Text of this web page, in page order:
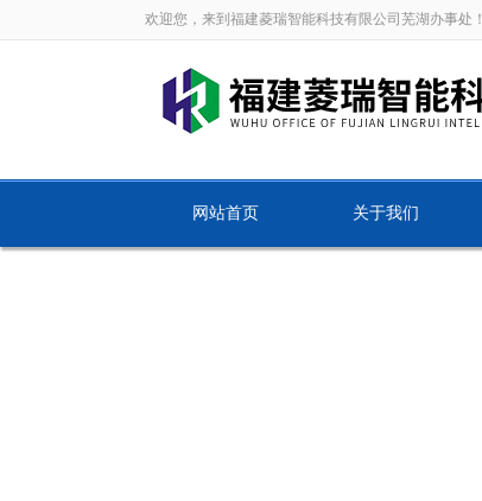
欢迎您，来到福建菱瑞智能科技有限公司芜湖办事处！
网站首页 关于我们